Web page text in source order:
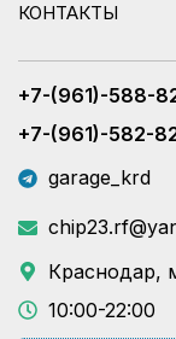
КОНТАКТЫ
+7-(961)-588-
+7-(961)-582-
garage_krd
Краснодар,
10:00-22:00